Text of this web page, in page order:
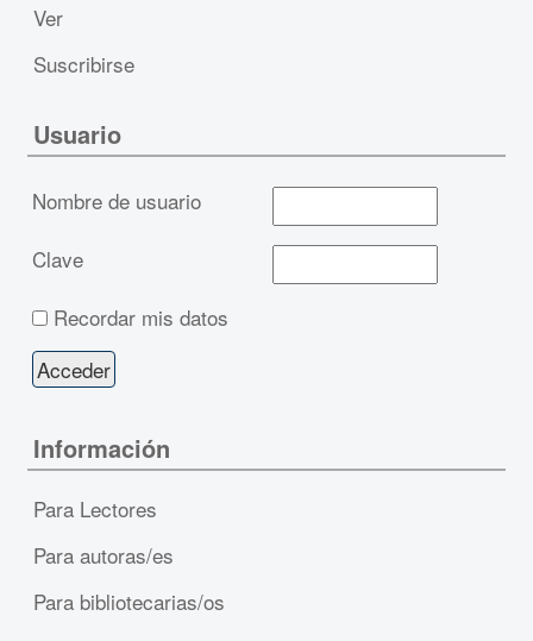
Ver
Suscribirse
Usuario
Nombre de usuario
Clave
Recordar mis datos
Información
Para Lectores
Para autoras/es
Para bibliotecarias/os